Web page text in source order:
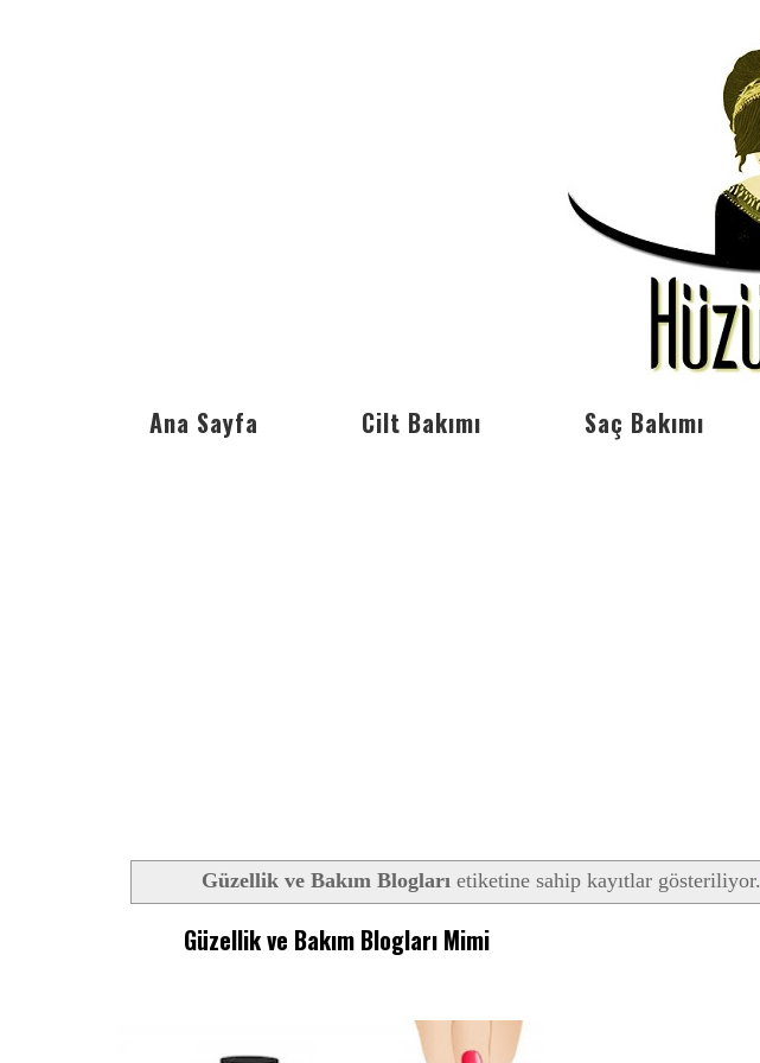
Ana Sayfa Cilt Bakımı Saç Bakımı
Güzellik ve Bakım Bloglarıetiketine sahip kayıtlar gösteriliyor.
Güzellik ve Bakım Blogları Mimi